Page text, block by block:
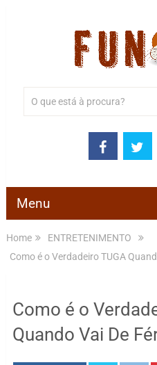
Menu
Home
ENTRETENIMENTO
Como é o Verdadeiro TUGA
Como é o
Quando Vai De